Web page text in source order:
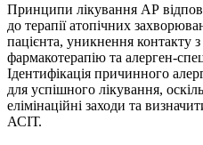
Принципи лікування АР
до терапії атопічних
пацієнта, уникнення контакту
фармакотерапію та алерген-
Ідентифікація причинного
для успішного лікування,
елімінаційні заходи та
АСІТ.